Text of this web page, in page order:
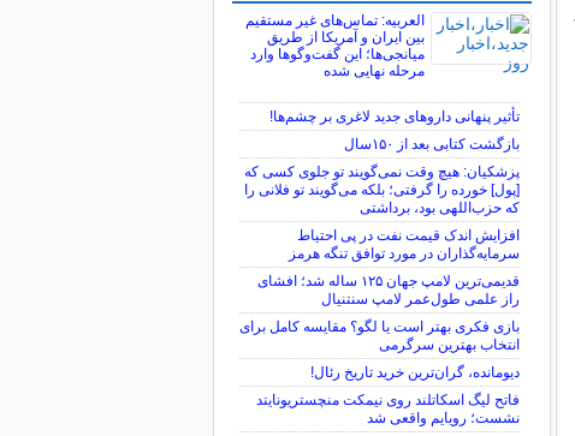
العربیه: تماس‌های غیر مستقیم
بین ایران و آمریکا از طریق
میانجی‌ها؛ این گفت‌و‌گو‌ها وارد
مرحله نهایی شده
تأثیر پنهانی داروهای جدید لاغری بر چشم‌ها!
بازگشت کتابی بعد از ۱۵۰سال
پزشکیان: هیچ وقت نمی‌گویند تو جلوی کسی که
[پول] خورده را گرفتی؛ بلکه می‌گویند تو فلانی را
که حزب‌اللهی بود، برداشتی
افزایش اندک قیمت نفت در پی احتیاط
سرمایه‌گذاران در مورد توافق تنگه هرمز
قدیمی‌ترین لامپ جهان ۱۲۵ ساله شد؛ افشای
راز علمی طول‌عمر لامپ سنتنیال
بازی فکری بهتر است یا لگو؟ مقایسه کامل برای
انتخاب بهترین سرگرمی
دیومانده، گران‌ترین خرید تاریخ رئال!
فاتح لیگ اسکاتلند روی نیمکت منچستریونایتد
نشست؛ رویایم واقعی شد